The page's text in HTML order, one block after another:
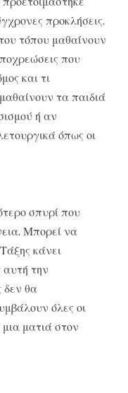
προκλήσεις.
τόπου μαθαίνουν
που
και τι
τα παιδιά
ή αν
όπως οι
σπυρί που
Μπορεί να
κάνει
την
δεν θα
όλες οι
ματιά στον